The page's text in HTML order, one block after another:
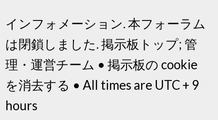
インフォメーション. 本フォーラム
は閉鎖しました. 掲示板トップ; 管
理・運営チーム • 掲示板の cookie
を消去する • All times are UTC + 9
hours